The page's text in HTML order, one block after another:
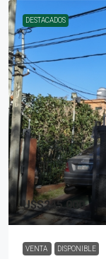
DESTACADOS
U$S245.000
VENTA DISPONIBLE